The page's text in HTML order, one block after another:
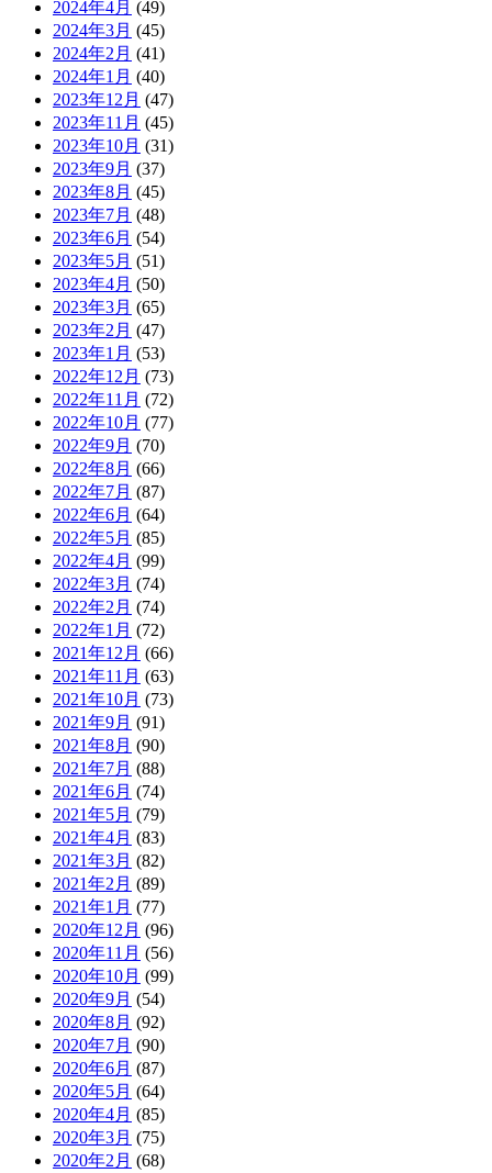
2024年4月 (49)
2024年3月 (45)
2024年2月 (41)
2024年1月 (40)
2023年12月 (47)
2023年11月 (45)
2023年10月 (31)
2023年9月 (37)
2023年8月 (45)
2023年7月 (48)
2023年6月 (54)
2023年5月 (51)
2023年4月 (50)
2023年3月 (65)
2023年2月 (47)
2023年1月 (53)
2022年12月 (73)
2022年11月 (72)
2022年10月 (77)
2022年9月 (70)
2022年8月 (66)
2022年7月 (87)
2022年6月 (64)
2022年5月 (85)
2022年4月 (99)
2022年3月 (74)
2022年2月 (74)
2022年1月 (72)
2021年12月 (66)
2021年11月 (63)
2021年10月 (73)
2021年9月 (91)
2021年8月 (90)
2021年7月 (88)
2021年6月 (74)
2021年5月 (79)
2021年4月 (83)
2021年3月 (82)
2021年2月 (89)
2021年1月 (77)
2020年12月 (96)
2020年11月 (56)
2020年10月 (99)
2020年9月 (54)
2020年8月 (92)
2020年7月 (90)
2020年6月 (87)
2020年5月 (64)
2020年4月 (85)
2020年3月 (75)
2020年2月 (68)